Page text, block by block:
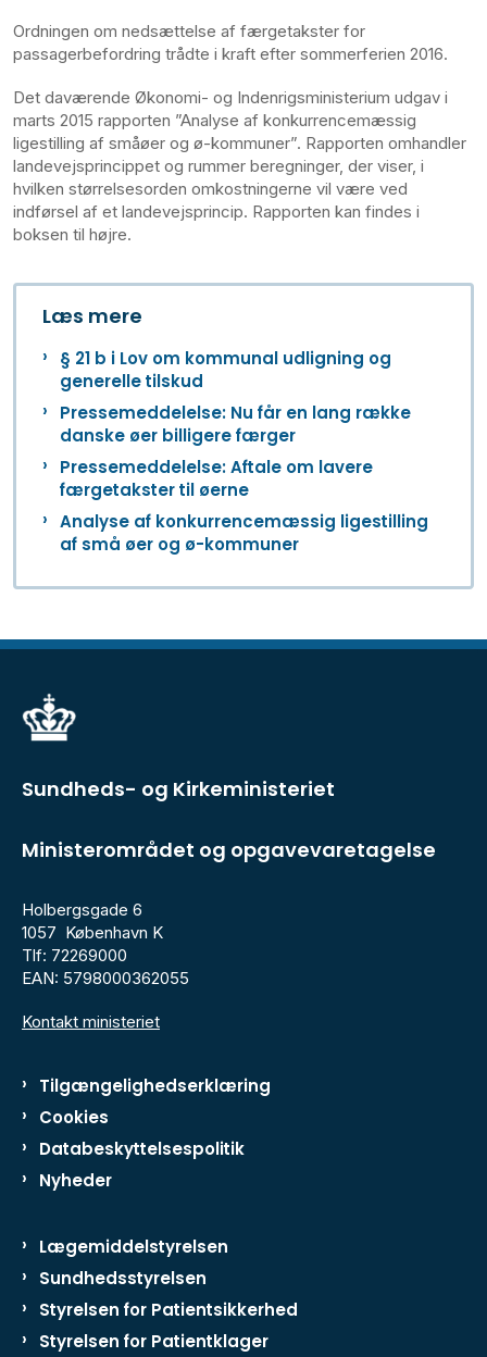
Ordningen om nedsættelse af færgetakster for
passagerbefordring trådte i kraft efter sommerferien 2016.
Det daværende Økonomi- og Indenrigsministerium udgav i
marts 2015 rapporten ”Analyse af konkurrencemæssig
ligestilling af småøer og ø-kommuner”. Rapporten omhandler
landevejsprincippet og rummer beregninger, der viser, i
hvilken størrelsesorden omkostningerne vil være ved
indførsel af et landevejsprincip. Rapporten kan findes i
boksen til højre.
Læs mere
§ 21 b i Lov om kommunal udligning og
generelle tilskud
Pressemeddelelse: Nu får en lang række
danske øer billigere færger
Pressemeddelelse: Aftale om lavere
færgetakster til øerne
Analyse af konkurrencemæssig ligestilling
af små øer og ø-kommuner
Sundheds- og Kirkeministeriet
Ministerområdet og opgavevaretagelse
Holbergsgade 6
1057 København K
Tlf: 72269000
EAN: 5798000362055
Kontakt ministeriet
Tilgængelighedserklæring
Cookies
Databeskyttelsespolitik
Nyheder
Lægemiddelstyrelsen
Sundhedsstyrelsen
Styrelsen for Patientsikkerhed
Styrelsen for Patientklager